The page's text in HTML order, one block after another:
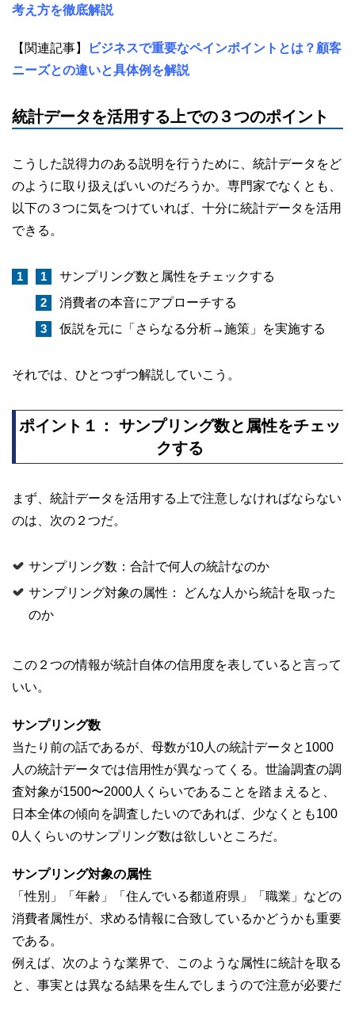
考え方を徹底解説
【関連記事】
ビジネスで重要なペインポイントとは？顧客
ニーズとの違いと具体例を解説
統計データを活用する上での３つのポイント
こうした説得力のある説明を行うために、統計データをど
のように取り扱えばいいのだろうか。専門家でなくとも、
以下の３つに気をつけていれば、十分に統計データを活用
できる。
サンプリング数と属性をチェックする
消費者の本音にアプローチする
仮説を元に「さらなる分析→施策」を実施する
それでは、ひとつずつ解説していこう。
ポイント１： サンプリング数と属性をチェッ
クする
まず、統計データを活用する上で注意しなければならない
のは、次の２つだ。
サンプリング数：合計で何人の統計なのか
サンプリング対象の属性： どんな人から統計を取った
のか
この２つの情報が統計自体の信用度を表していると言って
いい。
サンプリング数
当たり前の話であるが、母数が10人の統計データと1000
人の統計データでは信用性が異なってくる。世論調査の調
査対象が1500〜2000人くらいであることを踏まえると、
日本全体の傾向を調査したいのであれば、少なくとも100
0人くらいのサンプリング数は欲しいところだ。
サンプリング対象の属性
「性別」「年齢」「住んでいる都道府県」「職業」などの
消費者属性が、求める情報に合致しているかどうかも重要
である。
例えば、次のような業界で、このような属性に統計を取る
と、事実とは異なる結果を生んでしまうので注意が必要だ